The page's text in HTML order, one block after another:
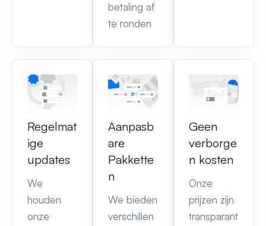
betaling af
te ronden
Regelmat
ige
updates
We
houden
onze
Aanpasb
are
Pakkette
n
We bieden
verschillen
Geen
verborge
n kosten
Onze
prijzen zijn
transparant